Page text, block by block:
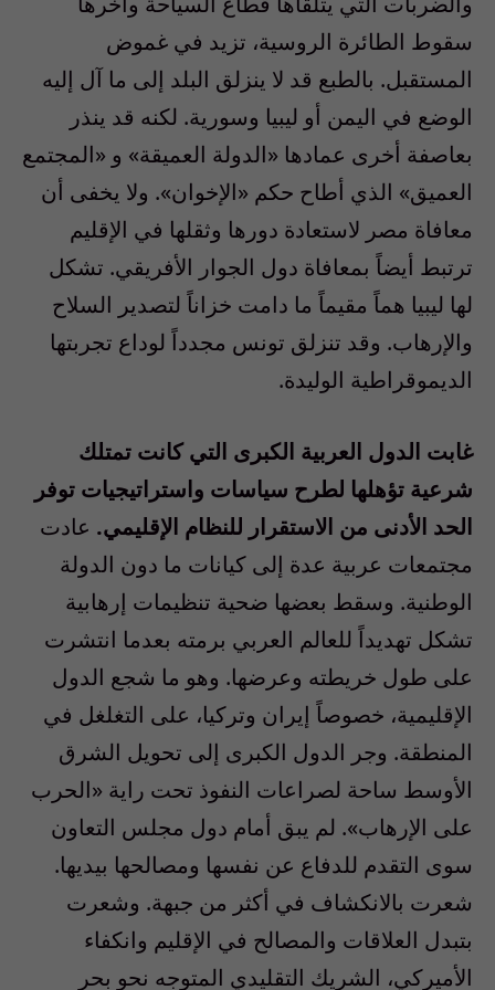
سقوط الطائرة الروسية، تزيد في غموض
المستقبل. بالطبع قد لا ينزلق البلد إلى ما آل إليه
الوضع في اليمن أو ليبيا وسورية. لكنه قد ينذر
بعاصفة أخرى عمادها «الدولة العميقة» و «المجتمع
العميق» الذي أطاح حكم «الإخوان». ولا يخفى أن
معافاة مصر لاستعادة دورها وثقلها في الإقليم
ترتبط أيضاً بمعافاة دول الجوار الأفريقي. تشكل
لها ليبيا هماً مقيماً ما دامت خزاناً لتصدير السلاح
والإرهاب. وقد تنزلق تونس مجدداً لوداع تجربتها
الديموقراطية الوليدة.
غابت الدول العربية الكبرى التي كانت تمتلك
شرعية تؤهلها لطرح سياسات واستراتيجيات توفر
الحد الأدنى من الاستقرار للنظام الإقليمي. عادت
مجتمعات عربية عدة إلى كيانات ما دون الدولة
الوطنية. وسقط بعضها ضحية تنظيمات إرهابية
تشكل تهديداً للعالم العربي برمته بعدما انتشرت
على طول خريطته وعرضها. وهو ما شجع الدول
الإقليمية، خصوصاً إيران وتركيا، على التغلغل في
المنطقة. وجر الدول الكبرى إلى تحويل الشرق
الأوسط ساحة لصراعات النفوذ تحت راية «الحرب
على الإرهاب». لم يبق أمام دول مجلس التعاون
سوى التقدم للدفاع عن نفسها ومصالحها بيديها.
شعرت بالانكشاف في أكثر من جبهة. وشعرت
بتبدل العلاقات والمصالح في الإقليم وانكفاء
الأميركي، الشريك التقليدي المتوجه نحو بحر